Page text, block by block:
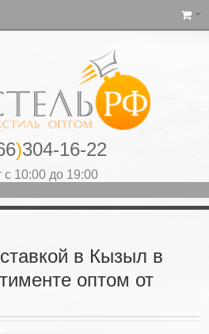
)304-16-22
с 10:00 до 19:00
в Кызыл в
оптом от